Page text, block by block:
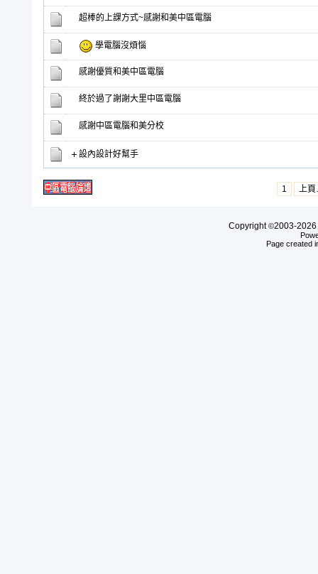
超棒的上課方式~感謝和美中區電腦
學電腦沒煩惱
感謝優質和美中區電腦
終於過了謝謝大里中區電腦
感謝中區電腦和美分校
設內設計好幫手
1 上
Copyright©2003-2026
Page created